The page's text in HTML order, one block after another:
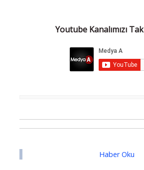
Youtube Kanalımızı
Haber Oku